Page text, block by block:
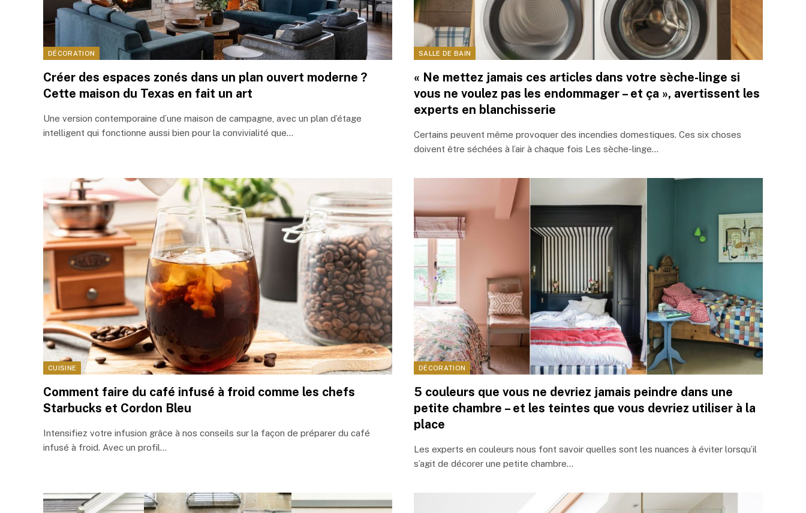
DÉCORATION
Créer des espaces zonés dans un plan ouvert moderne ?
Cette maison du Texas en fait un art
Une version contemporaine d’une maison de campagne, avec un plan d’étage
intelligent qui fonctionne aussi bien pour la convivialité que…
SALLE DE BAIN
« Ne mettez jamais ces articles dans votre sèche-linge si
vous ne voulez pas les endommager – et ça », avertissent les
experts en blanchisserie
Certains peuvent même provoquer des incendies domestiques. Ces six choses
doivent être séchées à l’air à chaque fois Les sèche-linge…
CUISINE
Comment faire du café infusé à froid comme les chefs
Starbucks et Cordon Bleu
Intensifiez votre infusion grâce à nos conseils sur la façon de préparer du café
infusé à froid. Avec un profil…
DÉCORATION
5 couleurs que vous ne devriez jamais peindre dans une
petite chambre – et les teintes que vous devriez utiliser à la
place
Les experts en couleurs nous font savoir quelles sont les nuances à éviter lorsqu’il
s’agit de décorer une petite chambre…